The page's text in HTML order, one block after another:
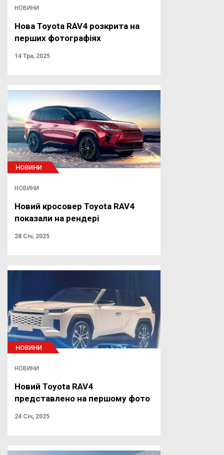
НОВИНИ
Нова Toyota RAV4 розкрита на
перших фотографіях
14 Тра, 2025
НОВИНИ
НОВИНИ
Новий кросовер Toyota RAV4
показали на рендері
28 Січ, 2025
НОВИНИ
НОВИНИ
Новий Toyota RAV4
представлено на першому фото
24 Січ, 2025